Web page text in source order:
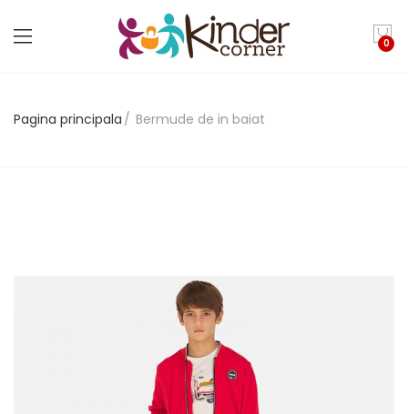
0
Pagina principala Bermude de in baiat